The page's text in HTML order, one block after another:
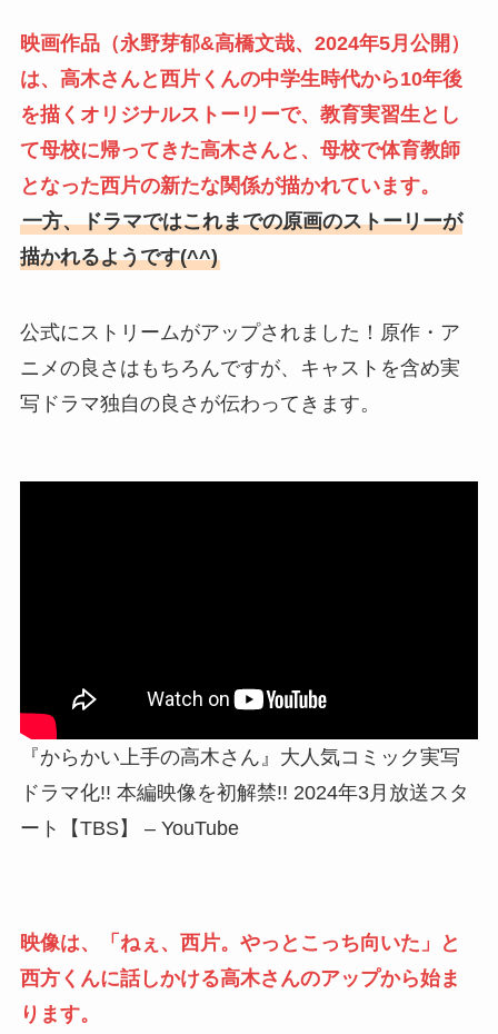
映画作品（永野芽郁&高橋文哉、2024年5月公開）
は、 高木さんと西片くんの中学生時代から10年後
を描くオリジナルストーリーで、教育実習生とし
て母校に帰ってきた高木さんと、母校で体育教師
となった西片の新たな関係が描かれています。
一方、ドラマではこれまでの原画のストーリーが
描かれるようです(^^)
公式にストリームがアップされました！原作・ア
ニメの良さはもちろんですが、キャストを含め実
写ドラマ独自の良さが伝わってきます。
『からかい上手の高木さん』大人気コミック実写
ドラマ化!! 本編映像を初解禁!! 2024年3月放送スタ
ート【TBS】 – YouTube
映像は、「ねぇ、西片。やっとこっち向いた」と
西方くんに話しかける高木さんのアップから始ま
ります。